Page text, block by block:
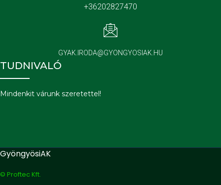
+36202827470
GYAK.IRODA@GYONGYOSIAK.HU
TUDNIVALÓ
Mindenkit várunk szeretettel!
GyöngyösiAK
© Proftec Kft.